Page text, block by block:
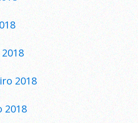
2018
2018